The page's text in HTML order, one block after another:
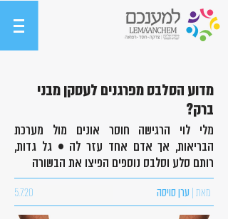
מדוע הסלבס מפרגנים לעסקן מבני
ברק?
מלי לוי הרגישה חוסר אונים מול מערכת
הבריאות, אך אדם אחד עזר לה • גל גדות,
רותם סלע וסלבס נוספים הפיצו את הבשורה
5.7.20 ערן סויסה מאת |